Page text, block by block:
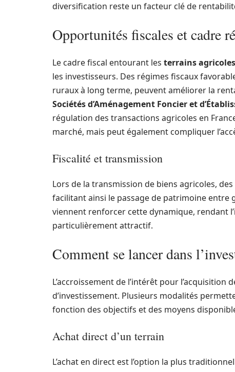
diversification reste un facteur clé de
Opportunités fiscales et cadre
Le cadre fiscal entourant les terrains agricoles
les investisseurs. Des régimes fiscaux
ruraux à long terme, peuvent améliorer la
Sociétés d’Aménagement Foncier et
régulation des transactions agricoles en
marché, mais peut également compliquer
Fiscalité et transmission
Lors de la transmission de biens agricoles,
facilitant ainsi le passage de patrimoine entre
viennent renforcer cette dynamique, rendant
particulièrement attractif.
Comment se lancer dans
L’accroissement de l’intérêt pour l’acquisition
d’investissement. Plusieurs modalités
fonction des objectifs et des moyens
Achat direct d’un terrain
L’achat en direct est l’option la plus